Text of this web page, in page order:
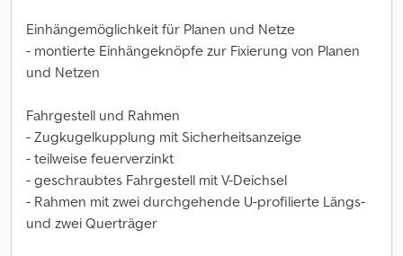
Einhängemöglichkeit für Planen und Netze
- montierte Einhängeknöpfe zur Fixierung von Planen
und Netzen
Fahrgestell und Rahmen
- Zugkugelkupplung mit Sicherheitsanzeige
- teilweise feuerverzinkt
- geschraubtes Fahrgestell mit V-Deichsel
- Rahmen mit zwei durchgehende U-profilierte Längs-
und zwei Querträger